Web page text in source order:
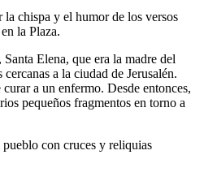
chispa y el humor de los versos
la Plaza.
Elena, que era la madre del
a la ciudad de Jerusalén.
a un enfermo. Desde entonces,
pequeños fragmentos en torno a
con cruces y reliquias